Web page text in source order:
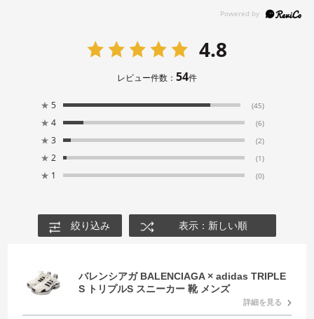
4.8
レビュー件数： 54件
★ 5 (45)
★ 4 (6)
★ 3 (2)
★ 2 (1)
★ 1 (0)
絞り込み 表示：新しい順
バレンシアガ BALENCIAGA × adidas TRIPLE
S トリプルS スニーカー 靴 メンズ
詳細を見る